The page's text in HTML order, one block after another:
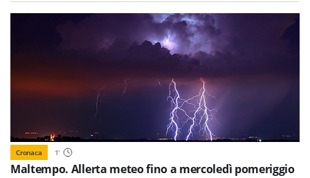
Cronaca 1'
Maltempo. Allerta meteo fino a mercoledì pomeriggio